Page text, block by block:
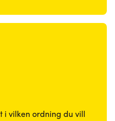
i vilken ordning du vill